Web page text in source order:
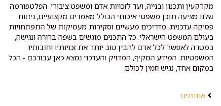
מקרקעין ותכנון ובנייה, ועד לזכויות אדם ומשפט ציבורי. הפלטפורמה
שלנו מציעה תוכן משפטי איכותי הכולל מאמרים מקצועיים, ניתוח
פסיקה עדכנית, מדריכים מעשיים וסקירות מעמיקות של התפתחויות
בעולם המשפט הישראלי. כל התכנים מוגשים בשפה ברורה ונגישה,
במטרה לאפשר לכל אדם להבין טוב יותר את זכויותיו וחובותיו
המשפטיות. המידע המקיף, המדויק והעדכני נמצא כאן עבורכם - הכל
במקום אחד, נגיש וזמין לכולם.
אודותינו